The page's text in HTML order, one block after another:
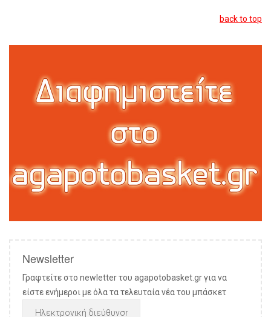
back to top
Newsletter
Γραφτείτε στο newletter του agapotobasket.gr για να
είστε ενήμεροι με όλα τα τελευταία νέα του μπάσκετ